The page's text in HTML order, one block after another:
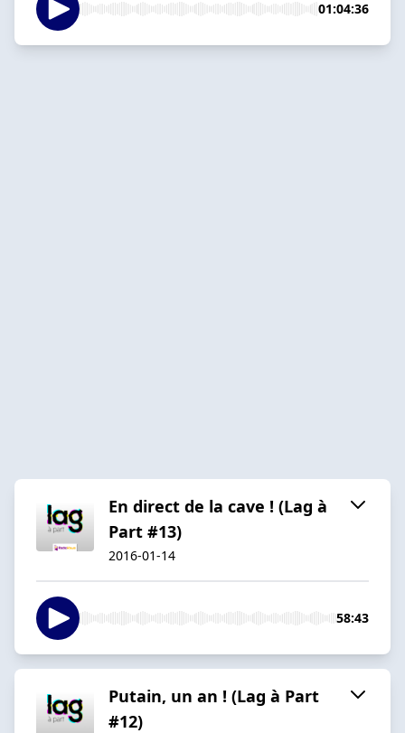
01:04:36
En direct de la cave ! (Lag à
Part #13)
2016-01-14
58:43
Putain, un an ! (Lag à Part
#12)